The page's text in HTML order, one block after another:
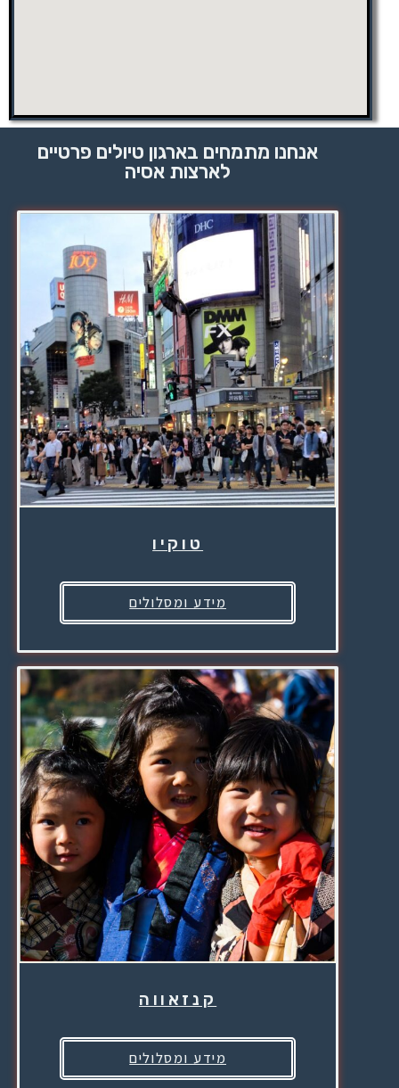
אנחנו מתמחים בארגון טיולים פרטיים
לארצות אסיה
טוקיו
מידע ומסלולים
קנזאווה
מידע ומסלולים